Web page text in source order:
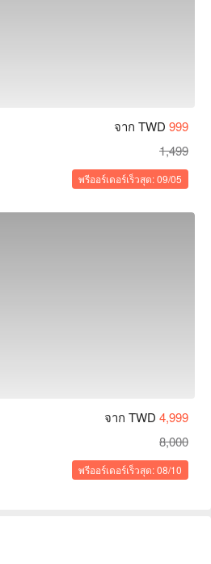
จาก TWD 999
1,499
พรีออร์เดอร์เร็วสุด: 09/05
จาก TWD 4,999
8,000
พรีออร์เดอร์เร็วสุด: 08/10